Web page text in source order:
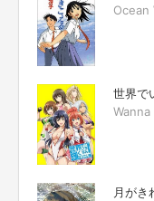
Ocean
世界で
月がき